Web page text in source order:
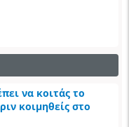
να κοιτάς το
κοιμηθείς στο